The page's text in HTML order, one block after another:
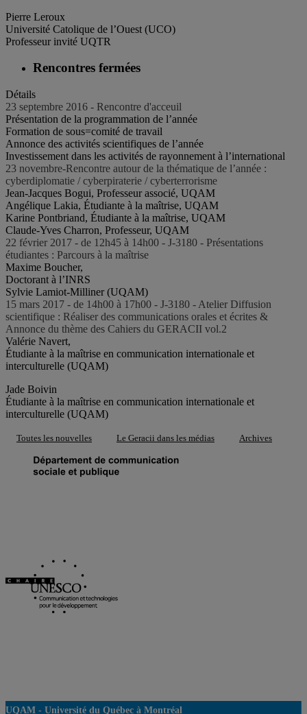
Pierre Leroux
Université Catolique de l’Ouest (UCO)
Professeur invité UQTR
Rencontres fermées
Détails
23 septembre 2016 - Rencontre d'acceuil
Présentation de la programmation de l’année
Formation de sous=comité de travail
Annonce des activités scientifiques de l’année
Investissement dans les activités de rayonnement à l’international
23 novembre-Rencontre autour de la thématique de l’année :
cyberdiplomatie / cyberpiraterie / cyberterrorisme
Jean-Jacques Bogui, Professeur associé, UQAM
Angélique Lakia, Étudiante à la maîtrise, UQAM
Karine Pontbriand, Étudiante à la maîtrise, UQAM
Claude-Yves Charron, Professeur, UQAM
22 février 2017 - de 12h45 à 14h00 - J-3180 - Présentations
étudiantes : Parcours à la maîtrise
Maxime Boucher,
Doctorant à l’INRS
Sylvie Lamiot-Milliner (UQAM)
15 mars 2017 - de 14h00 à 17h00 - J-3180 - Atelier Diffusion
scientifique : Réaliser des communications orales et écrites &
Annonce du thème des Cahiers du GERACII vol.2
Valérie Navert,
Étudiante à la maîtrise en communication internationale et
interculturelle (UQAM)
Jade Boivin
Étudiante à la maîtrise en communication internationale et
interculturelle (UQAM)
Toutes les nouvelles Le Geracii dans les médias Archives
UQAM - Université du Québec à Montréal